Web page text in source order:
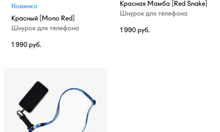
Новинка
Красный [Mono Red]
Шнурок для телефона
1 990 руб.
Красная Мамба [Red Snake]
Шнурок для телефона
1 990 руб.